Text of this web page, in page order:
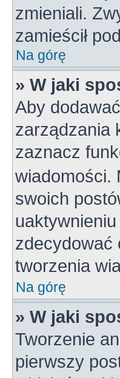
zmieniali.
zamieścił
Na górę
» W jaki
Aby
zarządzania
zaznacz
wiadomości.
swoich
zdecydować
tworzenia
Na górę
» W jaki
Tworzenie
pierwszy